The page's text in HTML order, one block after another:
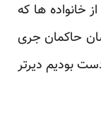
خانواده ها که
حاکمان جری
بودیم دیرتر